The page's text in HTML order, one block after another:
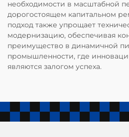
необходимости в масштабной
дорогостоящем капитальном
подход также упрощает
модернизацию, обеспечивая
преимущество в динамичной
промышленности, где
являются залогом успеха.